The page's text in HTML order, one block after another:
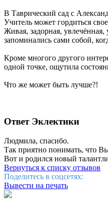
В Таврический сад с
Учитель может гордиться
Живая, задорная, увлечённая,
запоминались сами собой,
Кроме многого другого
одной точке, ощутила
Что же может быть лучше?!
Ответ Эклектики
Людмила, спасибо.
Так приятно понимать, что
Вот и родился новый
Вернуться к списку отзывов
Поделитесь в соцсетях:
Вывести на печать